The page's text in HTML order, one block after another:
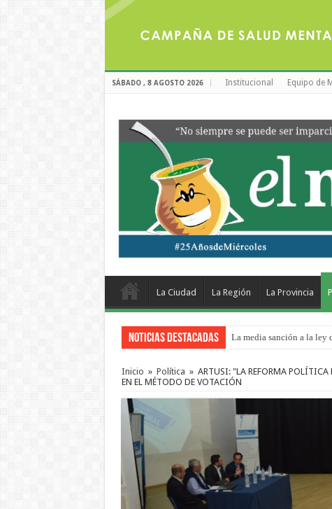
SÁBADO , 8 AGOSTO 2026 Institucional Equipo de
La Ciudad La Región La Provincia
Noticias Destacadas La media sanción a la
La Federación Nacional
Inicio » Política » ARTUSI: "LA REFORMA POLÍTICA
EN EL MÉTODO DE VOTACIÓN